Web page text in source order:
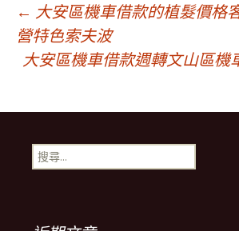
文
章
導
覽
← 大安區機車借款的植髮價格
營特色索夫波
大安區機車借款週轉文山區機
搜
尋